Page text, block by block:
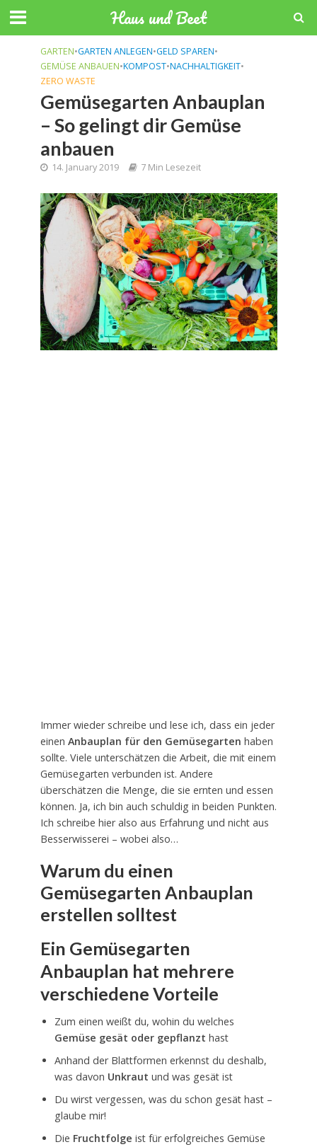
Haus und Beet
GARTEN•GARTEN ANLEGEN•GELD SPAREN•
GEMÜSE ANBAUEN•KOMPOST•NACHHALTIGKEIT•
ZERO WASTE
Gemüsegarten Anbauplan
– So gelingt dir Gemüse
anbauen
14. January 2019 7 Min Lesezeit
Immer wieder schreibe und lese ich, dass ein jeder
einen Anbauplan für den Gemüsegarten haben
sollte. Viele unterschätzen die Arbeit, die mit einem
Gemüsegarten verbunden ist. Andere
überschätzen die Menge, die sie ernten und essen
können. Ja, ich bin auch schuldig in beiden Punkten.
Ich schreibe hier also aus Erfahrung und nicht aus
Besserwisserei – wobei also…
Warum du einen
Gemüsegarten Anbauplan
erstellen solltest
Ein Gemüsegarten
Anbauplan hat mehrere
verschiedene Vorteile
Zum einen weißt du, wohin du welches
Gemüse gesät oder gepflanzt hast
Anhand der Blattformen erkennst du deshalb,
was davon Unkraut und was gesät ist
Du wirst vergessen, was du schon gesät hast –
glaube mir!
Die Fruchtfolge ist für erfolgreiches Gemüse